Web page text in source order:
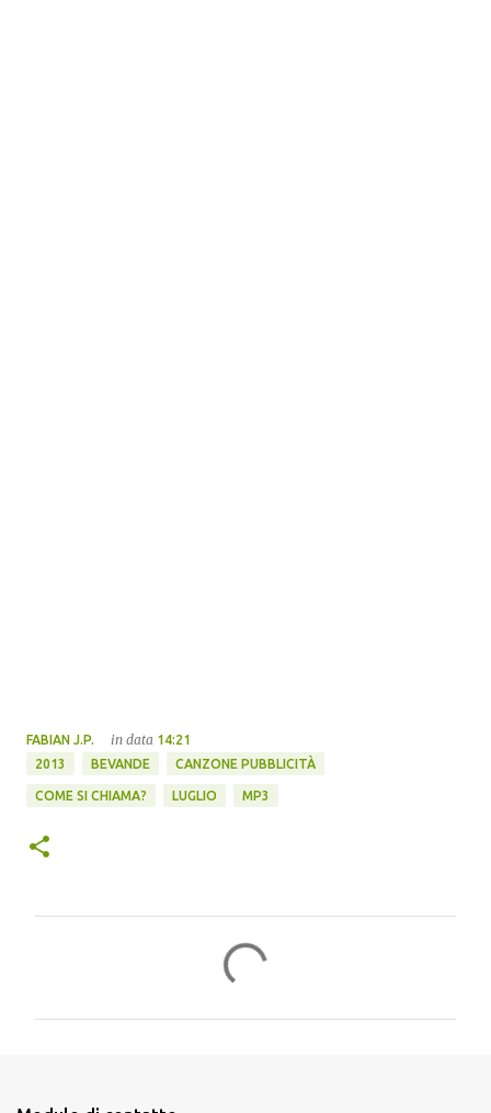
FABIAN J.P. in data 14:21
2013
BEVANDE CANZONE PUBBLICITÀ
COME SI CHIAMA? LUGLIO MP3